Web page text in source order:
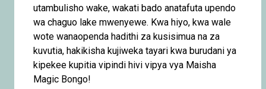
utambulisho wake, wakati bado anatafuta upendo
wa chaguo lake mwenyewe. Kwa hiyo, kwa wale
wote wanaopenda hadithi za kusisimua na za
kuvutia, hakikisha kujiweka tayari kwa burudani ya
kipekee kupitia vipindi hivi vipya vya Maisha
Magic Bongo!